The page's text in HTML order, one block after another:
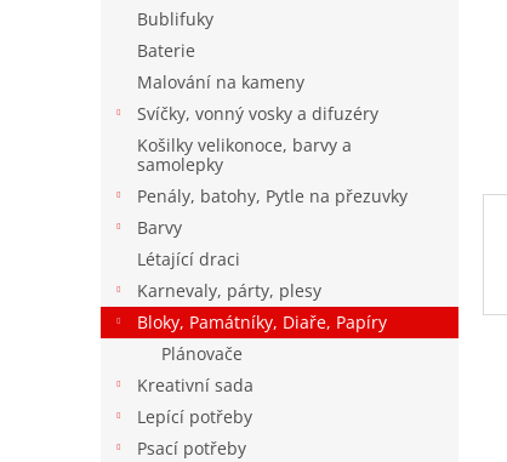
Bublifuky
Baterie
Malování na kameny
Svíčky, vonný vosky a difuzéry
Košilky velikonoce, barvy a
samolepky
Penály, batohy, Pytle na přezuvky
Barvy
Létající draci
Karnevaly, párty, plesy
Bloky, Památníky, Diaře, Papíry
Plánovače
Kreativní sada
Lepící potřeby
Psací potřeby